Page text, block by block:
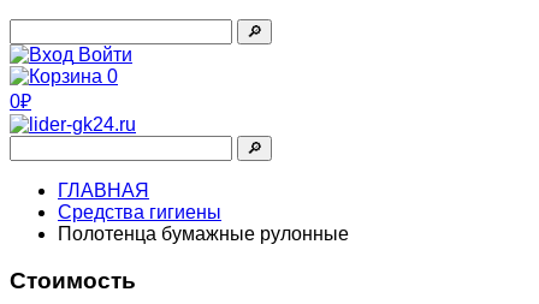
🔎︎
Войти
0
0₽
🔎︎
ГЛАВНАЯ
Средства гигиены
Полотенца бумажные рулонные
Стоимость